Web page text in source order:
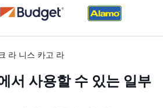
라 니스 카고 라
서 사용할 수 있는 일부